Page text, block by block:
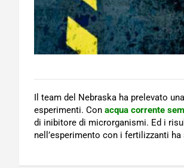
Il team del Nebraska ha prelevato
esperimenti. Con acqua corrente
di inibitore di microrganismi. Ed i
nell’esperimento con i fertilizzanti ha